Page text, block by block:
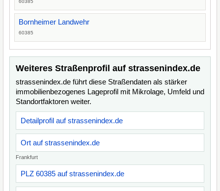
60385
Bornheimer Landwehr
60385
Weiteres Straßenprofil auf strassenindex.de
strassenindex.de führt diese Straßendaten als stärker
immobilienbezogenes Lageprofil mit Mikrolage, Umfeld und
Standortfaktoren weiter.
Detailprofil auf strassenindex.de
Ort auf strassenindex.de
Frankfurt
PLZ 60385 auf strassenindex.de